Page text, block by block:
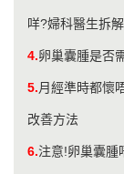
咩?婦科醫生拆
4.卵巢囊腫是否
5.月經準時都懷
改善方法
6.注意!卵巢囊腫